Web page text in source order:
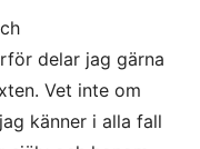
delar jag gärna
Vet inte om
känner i alla fall